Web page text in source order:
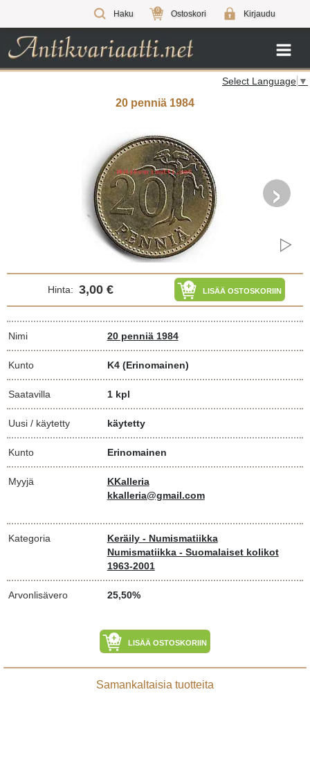
Haku 0 Ostoskori Kirjaudu
Select Language ▼
20 penniä 1984
›
Hinta: 3,00 € LISÄÄ OSTOSKORIIN
Nimi 20 penniä 1984
Kunto K4 (Erinomainen)
Saatavilla 1 kpl
Uusi / käytetty käytetty
Kunto Erinomainen
Myyjä
KKalleria
kkalleria@gmail.com
Kategoria
Keräily - Numismatiikka
Numismatiikka - Suomalaiset kolikot
1963-2001
Arvonlisävero 25,50%
LISÄÄ OSTOSKORIIN
Samankaltaisia tuotteita